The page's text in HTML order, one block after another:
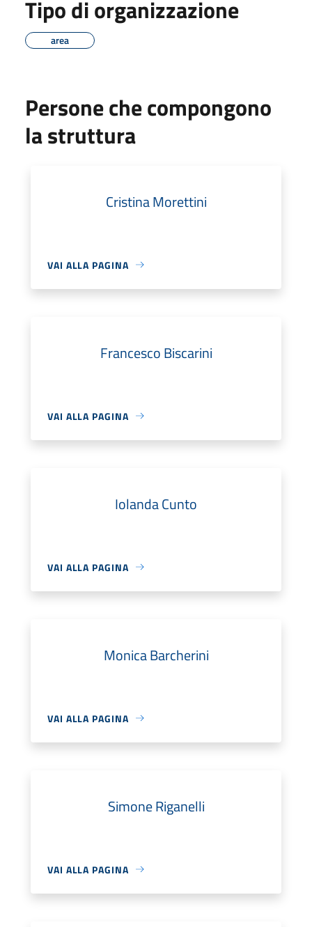
Tipo di organizzazione
area
Persone che compongono
la struttura
Cristina Morettini
VAI ALLA PAGINA
Francesco Biscarini
VAI ALLA PAGINA
Iolanda Cunto
VAI ALLA PAGINA
Monica Barcherini
VAI ALLA PAGINA
Simone Riganelli
VAI ALLA PAGINA